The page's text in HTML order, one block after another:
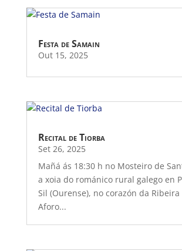
Festa de Samain
Out 15, 2025
Recital de Tiorba
Set 26, 2025
Mañá ás 18:30 h no Mosteiro de
a xoia do románico rural galego en
Sil (Ourense), no corazón da Ribeira
Aforo...